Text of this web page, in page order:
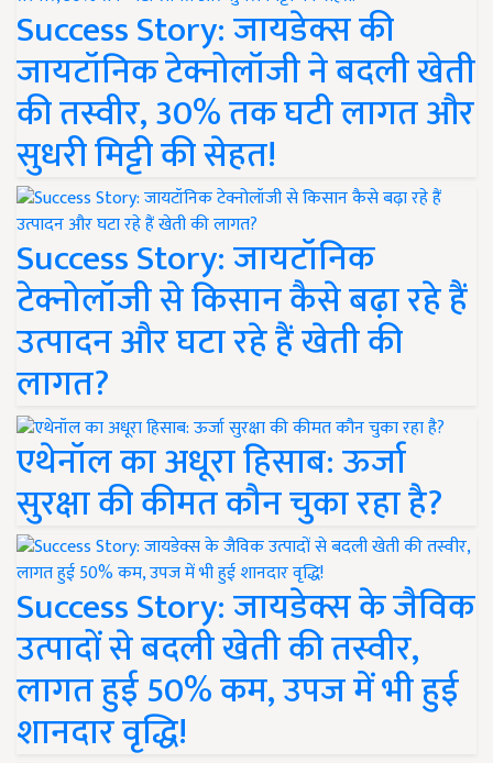
Success Story: जायडेक्स की
जायटॉनिक टेक्नोलॉजी ने बदली खेती
की तस्वीर, 30% तक घटी लागत और
सुधरी मिट्टी की सेहत!
Success Story: जायटॉनिक
टेक्नोलॉजी से किसान कैसे बढ़ा रहे हैं
उत्पादन और घटा रहे हैं खेती की
लागत?
एथेनॉल का अधूरा हिसाब: ऊर्जा
सुरक्षा की कीमत कौन चुका रहा है?
Success Story: जायडेक्स के जैविक
उत्पादों से बदली खेती की तस्वीर,
लागत हुई 50% कम, उपज में भी हुई
शानदार वृद्धि!